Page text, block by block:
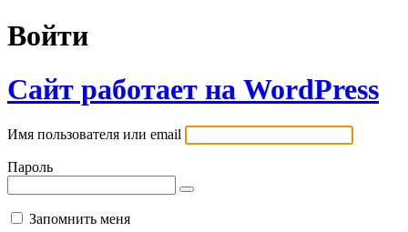
Войти
Сайт работает на WordPress
Имя пользователя или email
Пароль
Запомнить меня